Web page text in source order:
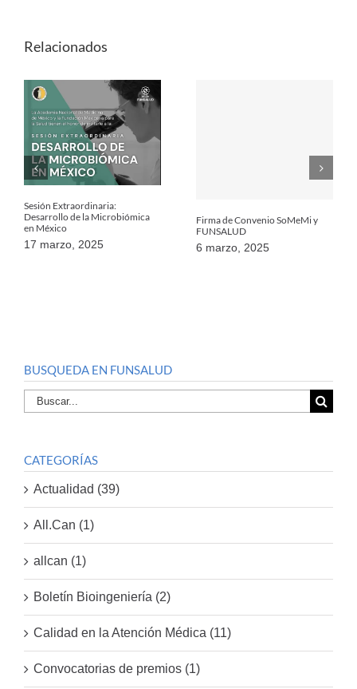
Relacionados
Sesión Extraordinaria:
Desarrollo de la Microbiómica
en México
17 marzo, 2025
Firma de Convenio SoMeMi y
FUNSALUD
6 marzo, 2025
BUSQUEDA EN FUNSALUD
Buscar
por:
CATEGORÍAS
Actualidad (39)
All.Can (1)
allcan (1)
Boletín Bioingeniería (2)
Calidad en la Atención Médica (11)
Convocatorias de premios (1)